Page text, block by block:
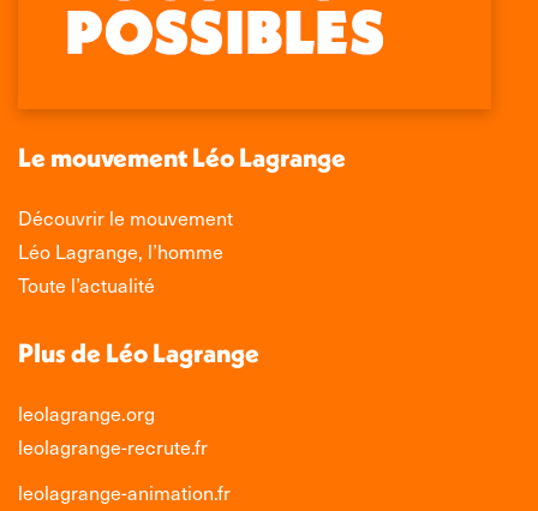
Facebook
s'ouvre
une
fenêtre
X
s'ouvre
une
fenêtre
LinkedIn
s'ouvre
une
fenêtre
Instagram
s'ouvre
une
nouvelle
fenêtre
Le mouvement Léo Lagrange
Découvrir le mouvement
Léo Lagrange, l’homme
Toute l’actualité
Plus de Léo Lagrange
leolagrange.org
leolagrange-recrute.fr
leolagrange-animation.fr